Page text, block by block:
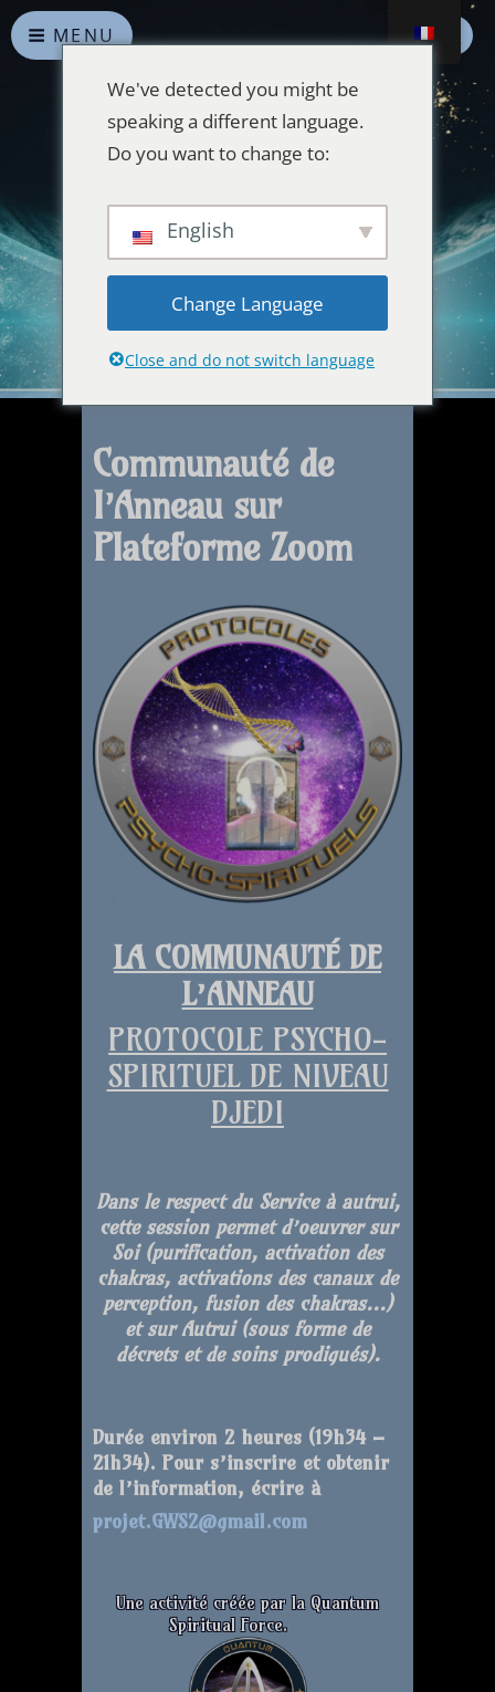
MENU
Alliances Célestes
Que la paix prévale sur la Terre et dans l'Univers
Communauté de
l’Anneau sur
Plateforme Zoom
LA COMMUNAUTÉ DE
L’ANNEAU
PROTOCOLE PSYCHO-
SPIRITUEL DE NIVEAU
DJEDI
Dans le respect du Service à autrui,
cette session permet d’oeuvrer sur
Soi (purification, activation des
chakras, activations des canaux de
perception, fusion des chakras…)
et sur Autrui (sous forme de
décrets et de soins prodigués).
Durée environ 2 heures (19h34 –
21h34). Pour s’inscrire et obtenir
de l’information, écrire à
projet.GWS2@gmail.com
Une activité créée par la Quantum
Spiritual Force.
We've detected you might be
speaking a different language.
Do you want to change to:
English
Change Language
Close and do not switch language